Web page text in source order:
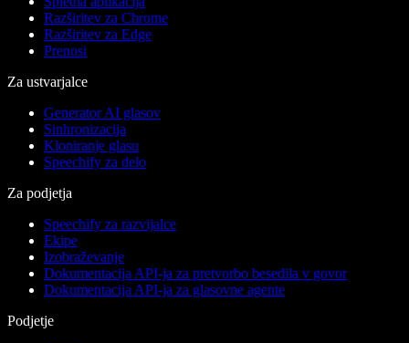
Razširitev za Chrome
Razširitev za Edge
Prenosi
Za ustvarjalce
Generator AI glasov
Sinhronizacija
Kloniranje glasu
Speechify za delo
Za podjetja
Speechify za razvijalce
Ekipe
Izobraževanje
Dokumentacija API-ja za pretvorbo besedila v govor
Dokumentacija API-ja za glasovne agente
Podjetje